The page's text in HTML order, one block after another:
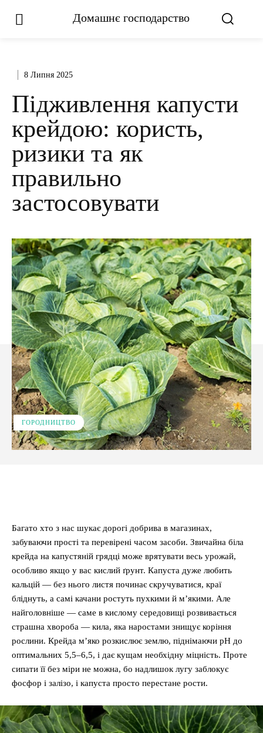
Домашнє господарство
8 Липня 2025
Підживлення капусти
крейдою: користь,
ризики та як
правильно
застосовувати
ГОРОДНИЦТВО
Багато хто з нас шукає дорогі добрива в магазинах,
забуваючи прості та перевірені часом засоби. Звичайна біла
крейда на капустяній грядці може врятувати весь урожай,
особливо якщо у вас кислий ґрунт. Капуста дуже любить
кальцій — без нього листя починає скручуватися, краї
бліднуть, а самі качани ростуть пухкими й м’якими. Але
найголовніше — саме в кислому середовищі розвивається
страшна хвороба — кила, яка наростами знищує коріння
рослини. Крейда м’яко розкислює землю, піднімаючи pH до
оптимальних 5,5–6,5, і дає кущам необхідну міцність. Проте
сипати її без міри не можна, бо надлишок лугу заблокує
фосфор і залізо, і капуста просто перестане рости.